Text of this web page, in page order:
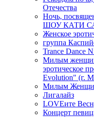
Отечества
Ночь,
ШОУ КАТИ
Женское
группа
Trance Dance
Милым
эротическое
Evolution" (г.
Милым
Лигалайз
LOVEите
Концерт